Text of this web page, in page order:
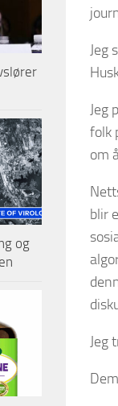
Jeg
Jeg
folk
om
blir
Jeg
og